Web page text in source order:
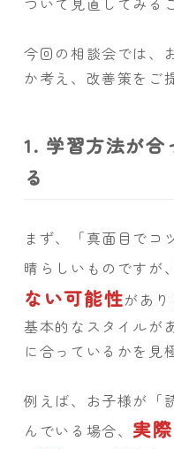
今回の相談会では、
か考え、改善策をご
1. 学習方法が合
る
まず、「真面目でコ
晴らしいものですが、
ない可能性があ
基本的なスタイルが
に合っているかを見
例えば、お子様が「
んでいる場合、 実